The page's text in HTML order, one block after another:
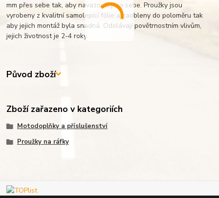
mm přes sebe tak, aby navazovaly na sebe. Proužky jsou
vyrobeny z kvalitní samolepící fólie a zaobleny do poloměru tak
aby jejich montáž byla snadná. Odolávají povětrnostním vlivům,
jejich životnost je 2-4 roky.
Původ zboží
Zboží zařazeno v kategoriích
Motodoplňky a příslušenství
Proužky na ráfky